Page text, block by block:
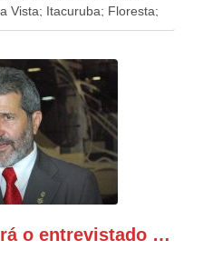
Vista; Itacuruba; Floresta;
Em Santa Maria da Boa
Mendes. Na
para continuar ajudando o
seguida, Gonzaga
estadual Rodrigo
de Itacuruba. O objetivo
prestados por Patriota
exemplar na vida pública.
o socialista passou
Após, seguiu para
Gonzaga Patriota será o entrevistado do Programa Palavra Aberta